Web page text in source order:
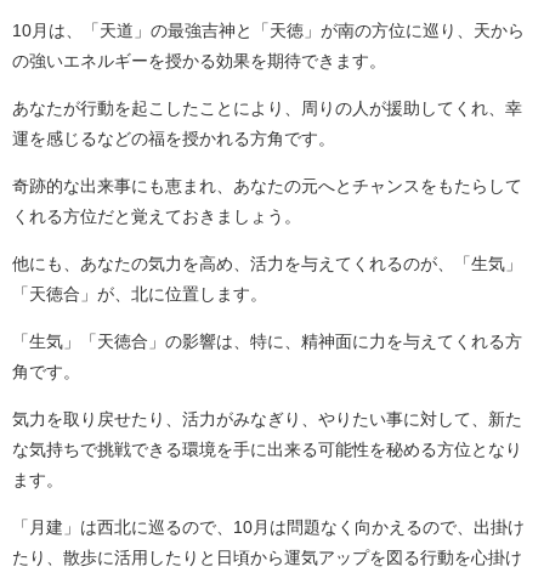
10月は、「天道」の最強吉神と「天徳」が南の方位に巡り、天から
の強いエネルギーを授かる効果を期待できます。
あなたが行動を起こしたことにより、周りの人が援助してくれ、幸
運を感じるなどの福を授かれる方角です。
奇跡的な出来事にも恵まれ、あなたの元へとチャンスをもたらして
くれる方位だと覚えておきましょう。
他にも、あなたの気力を高め、活力を与えてくれるのが、「生気」
「天徳合」が、北に位置します。
「生気」「天徳合」の影響は、特に、精神面に力を与えてくれる方
角です。
気力を取り戻せたり、活力がみなぎり、やりたい事に対して、新た
な気持ちで挑戦できる環境を手に出来る可能性を秘める方位となり
ます。
「月建」は西北に巡るので、10月は問題なく向かえるので、出掛け
たり、散歩に活用したりと日頃から運気アップを図る行動を心掛け